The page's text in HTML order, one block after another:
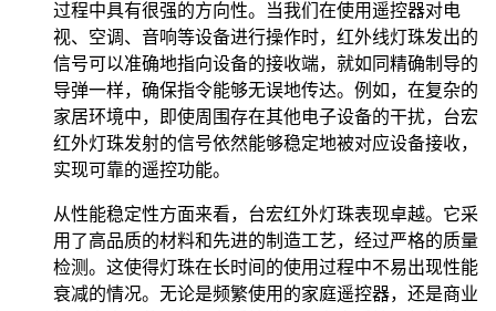
过程中具有很强的方向性。当我们在使用遥控器对电
视、空调、音响等设备进行操作时，红外线灯珠发出的
信号可以准确地指向设备的接收端，就如同精确制导的
导弹一样，确保指令能够无误地传达。例如，在复杂的
家居环境中，即使周围存在其他电子设备的干扰，台宏
红外灯珠发射的信号依然能够稳定地被对应设备接收，
实现可靠的遥控功能。
从性能稳定性方面来看，台宏红外灯珠表现卓越。它采
用了高品质的材料和先进的制造工艺，经过严格的质量
检测。这使得灯珠在长时间的使用过程中不易出现性能
衰减的情况。无论是频繁使用的家庭遥控器，还是商业